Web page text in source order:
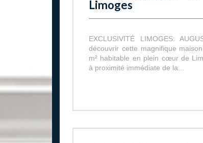
Limoges
EXCLUSIVITÉ LIMOGES:
découvrir cette magnifique
m² habitable en plein cœur de
à proximité immédiate de la...